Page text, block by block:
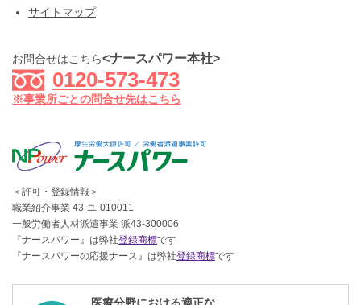
サイトマップ
お問合せはこちら<ナースパワー本社>
0120-573-473
※事業所ごとの問合せ先はこちら
＜許可・登録情報＞
職業紹介事業 43-ユ-010011
一般労働者人材派遣事業 派43-300006
『ナースパワー』は弊社登録商標です
『ナースパワーの応援ナース』は弊社登録商標です